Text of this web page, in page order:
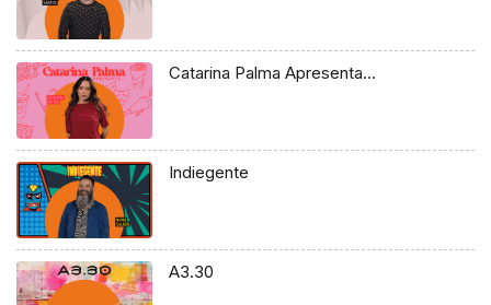
Catarina Palma Apresenta…
Indiegente
A3.30